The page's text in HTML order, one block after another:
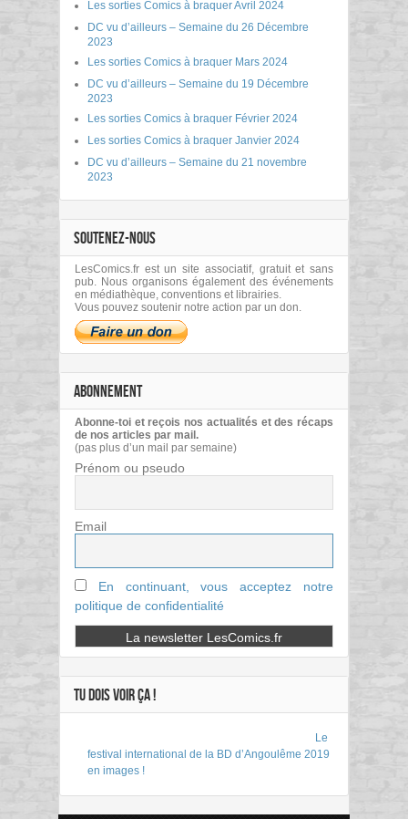
Les sorties Comics à braquer Avril 2024
DC vu d’ailleurs – Semaine du 26 Décembre
2023
Les sorties Comics à braquer Mars 2024
DC vu d’ailleurs – Semaine du 19 Décembre
2023
Les sorties Comics à braquer Février 2024
Les sorties Comics à braquer Janvier 2024
DC vu d’ailleurs – Semaine du 21 novembre
2023
SOUTENEZ-NOUS
LesComics.fr est un site associatif, gratuit et sans
pub. Nous organisons également des événements
en médiathèque, conventions et librairies.
Vous pouvez soutenir notre action par un don.
ABONNEMENT
Abonne-toi et reçois nos actualités et des récaps
de nos articles par mail.
(pas plus d’un mail par semaine)
Prénom ou pseudo
Email
En continuant, vous acceptez notre
politique de confidentialité
TU DOIS VOIR ÇA !
Le
festival international de la BD d’Angoulême 2019
en images !